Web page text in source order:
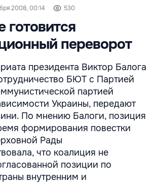
2008, 00:14 530
готовится
переворот
президента Виктор Балога
БЮТ с Партией
партией
Украины, передают
По мнению Балоги, позиция
формирования повестки
Рады
что коалиция не
позиции по
внутренним и